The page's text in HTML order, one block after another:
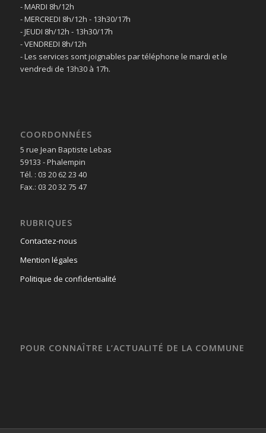
- MARDI 8h/12h
- MERCREDI 8h/12h - 13h30/17h
- JEUDI 8h/12h - 13h30/17h
- VENDREDI 8h/12h
- Les services sont joignables par téléphone le mardi et le
vendredi de 13h30 à 17h.
COORDONNÉES
5 rue Jean Baptiste Lebas
59133 - Phalempin
Tél. : 03 20 62 23 40
Fax.: 03 20 32 75 47
RUBRIQUES
Contactez-nous
Mention légales
Politique de confidentialité
POUR CONNAÎTRE L’ACTUALITÉ DE LA COMMUNE